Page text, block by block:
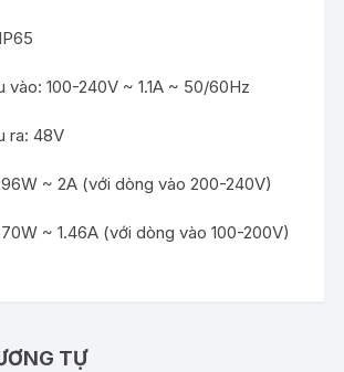
vào: 100-240V ~ 1.1A ~ 50/60Hz
ra: 48V
96W ~ 2A (với dòng vào 200-240V)
70W ~ 1.46A (với dòng vào 100-200V)
TỰ